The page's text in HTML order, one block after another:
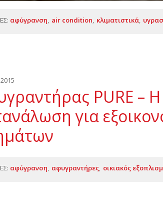
αφύγρανση air condition κλιματιστικά
PURE –
για
αφύγρανση αφυγραντήρες οικιακός